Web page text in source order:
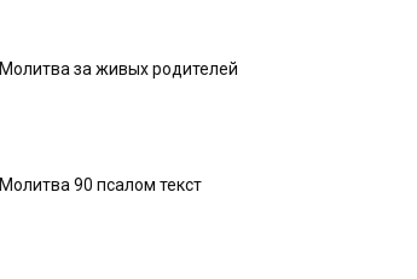
Молитва за живых родителей
Молитва 90 псалом текст